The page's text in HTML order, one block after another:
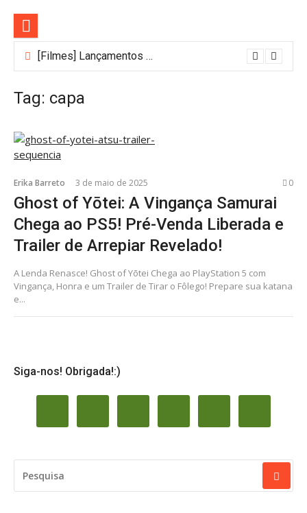
conteúdo
[Filmes] Lançamentos de agosto no Adrenalina Pura+ trazem ação e suspense
Tag: capa
Erika Barreto 3 de maio de 2025 0
Ghost of Yōtei: A Vingança Samurai
Chega ao PS5! Pré-Venda Liberada e
Trailer de Arrepiar Revelado!
A Lenda Renasce! Ghost of Yōtei Chega ao PlayStation 5 com
Vingança, Honra e um Trailer de Tirar o Fôlego! Prepare sua katana
e...
Siga-nos! Obrigada!:)
POR: